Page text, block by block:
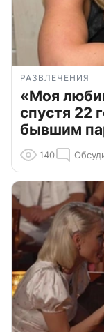
РАЗВЛЕЧЕНИЯ
«Моя
спустя 22
бывшим
140